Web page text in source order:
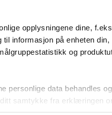
opplysningene dine,
informasjon på enheten
og
personlige data behandles
samtykke fra erklæringen
viktig del av boka.
er også interessant
tatt-for-gitt-fenomener,